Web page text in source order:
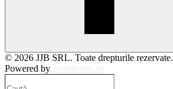
© 2026 JJB SRL. Toate drepturile rezervate.
Powered by